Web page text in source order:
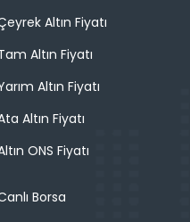
Altın Fiyatı
Altın Fiyatı
Altın Fiyatı
Altın Fiyatı
ONS Fiyatı
Borsa